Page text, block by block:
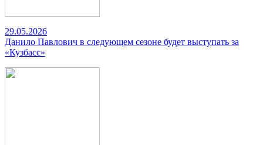
29.05.2026
Данило Павлович в следующем сезоне будет выступать за
«Кузбасс»